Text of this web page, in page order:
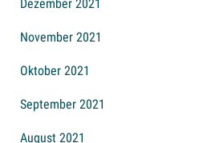
Dezember 2021
November 2021
Oktober 2021
September 2021
August 2021